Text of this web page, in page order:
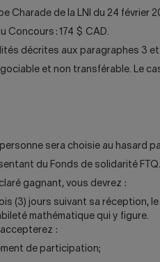
Charade de la LNI du 24 février
Concours : 174 $ CAD.
décrites aux paragraphes 3
et non transférable. Le
sera choisie au hasard
du Fonds de solidarité FTQ.
gagnant, vous devrez :
(3) jours suivant sa réception,
mathématique qui y figure.
:
de participation;